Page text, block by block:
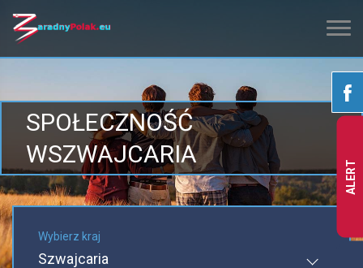
SPOŁECZNOŚĆ
WSZWAJCARIA
Wybierz kraj
Szwajcaria
ALERT